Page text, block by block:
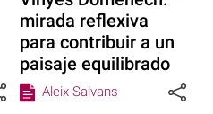
mirada reflexiva
para contribuir a un
paisaje equilibrado
Aleix Salvans